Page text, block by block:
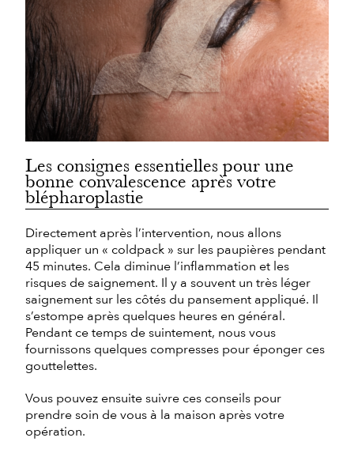
Les consignes essentielles pour une
bonne convalescence après votre
blépharoplastie
Directement après l’intervention, nous allons
appliquer un « coldpack » sur les paupières pendant
45 minutes. Cela diminue l’inflammation et les
risques de saignement. Il y a souvent un très léger
saignement sur les côtés du pansement appliqué. Il
s’estompe après quelques heures en général.
Pendant ce temps de suintement, nous vous
fournissons quelques compresses pour éponger ces
gouttelettes.
Vous pouvez ensuite suivre ces conseils pour
prendre soin de vous à la maison après votre
opération.